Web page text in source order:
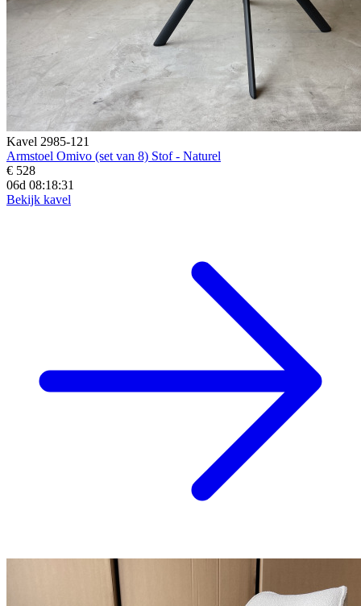
Kavel 2985-121
Armstoel Omivo (set van 8) Stof - Naturel
€ 528
06d 08:18:29
Bekijk kavel